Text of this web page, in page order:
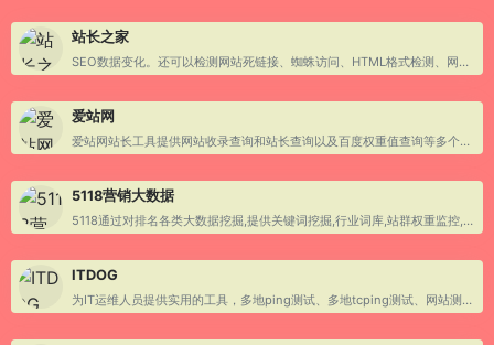
站长之家
SEO数据变化。还可以检测网站死链接、蜘蛛访问、HTML格式检测、网站速度测试、友情链接检查、网站域名IP查询、PR、权重查询、alexa、whois查询等等
爱站网
爱站网站长工具提供网站收录查询和站长查询以及百度权重值查询等多个站长工具
5118营销大数据
5118通过对排名各类大数据挖掘,提供关键词挖掘,行业词库,站群权重监控,关键词排名监控,指数词,流量词挖掘工具等排名
ITDOG
为IT运维人员提供实用的工具，多地ping测试、多地tcping测试、网站测速、HTTP测速、API测速、路由追踪、在线MTR 、DNS查询等